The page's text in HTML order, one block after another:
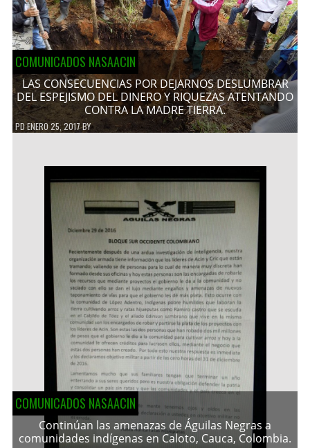
COMUNICADOS NASAACIN
LAS CONSECUENCIAS POR DEJARNOS DESLUMBRAR
DEL ESPEJISMO DEL DINERO Y RIQUEZAS ATENTANDO
CONTRA LA MADRE TIERRA.
PDENERO 25, 2017BY
COMUNICADOS NASAACIN
Continúan las amenazas de Águilas Negras a
comunidades indígenas en Caloto, Cauca, Colombia.